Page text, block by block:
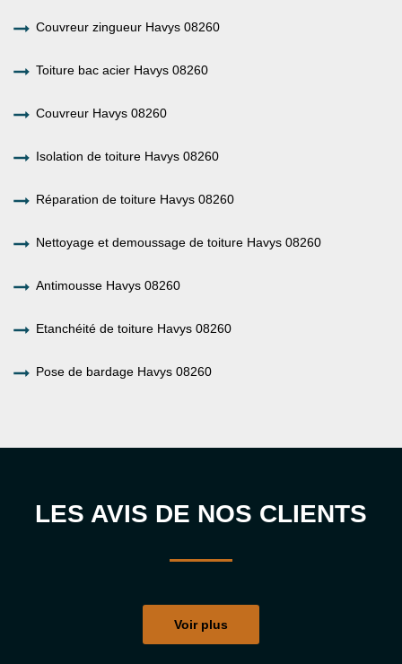
Couvreur zingueur Havys 08260
Toiture bac acier Havys 08260
Couvreur Havys 08260
Isolation de toiture Havys 08260
Réparation de toiture Havys 08260
Nettoyage et demoussage de toiture Havys 08260
Antimousse Havys 08260
Etanchéité de toiture Havys 08260
Pose de bardage Havys 08260
LES AVIS DE NOS CLIENTS
Voir plus